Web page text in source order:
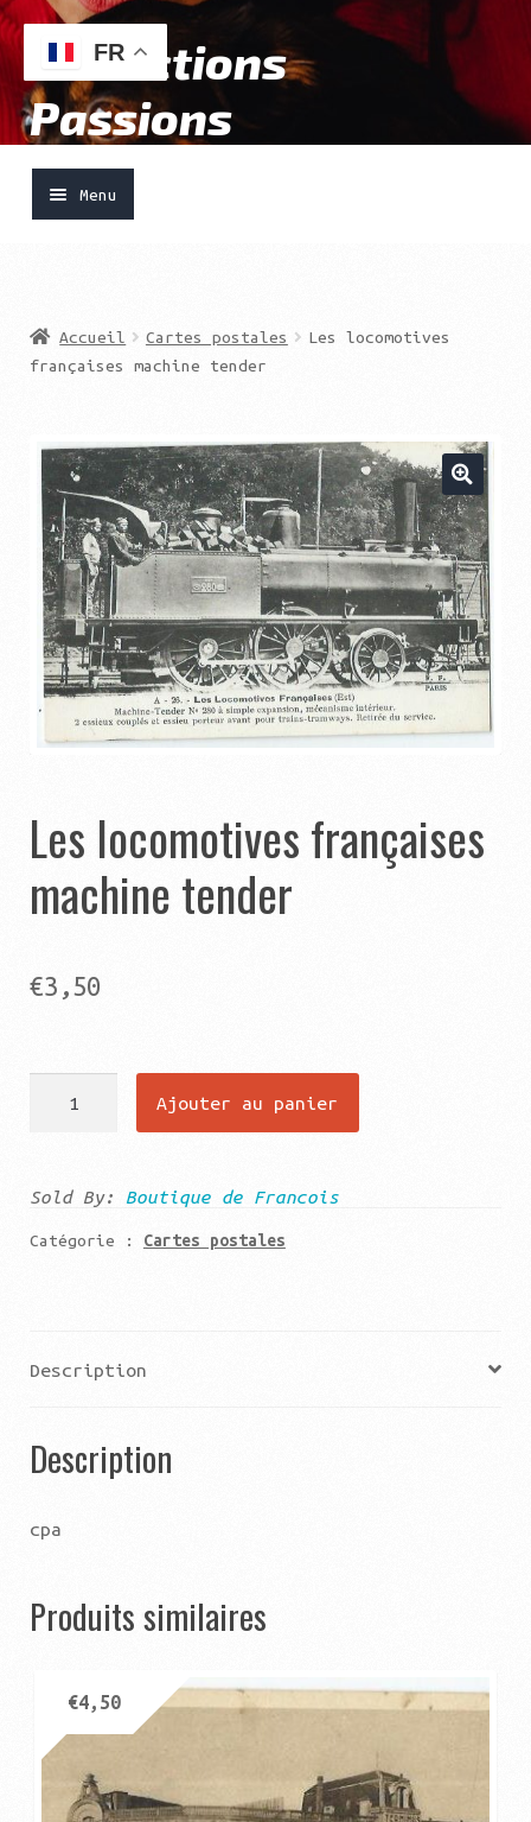
Aller
à
la
navigation
Aller
au
contenu
Collections
Passions
Menu
Vendre
Boutique
Catégories
Contact
Panier
Autres pages
Ouvrir
enfant
Aide
le
Accueil Cartes postales
Les locomotives
françaises machine tender
Les locomotives françaises
machine tender
€3,50
locomotives
machine
Ajouter au panier
Sold By: Boutique de Francois
Catégorie : Cartes postales
Description
Description
cpa
Produits similaires
€4,50
FR